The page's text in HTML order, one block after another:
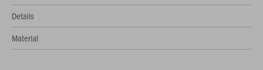
Details
Material